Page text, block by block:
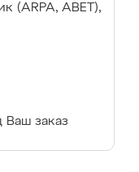
(ARPA, ABET),
Ваш заказ